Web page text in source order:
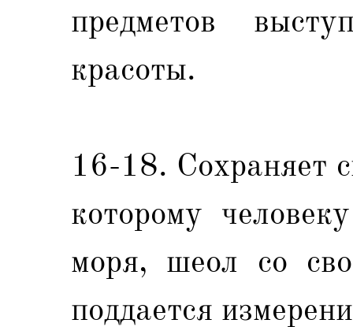
предметов
красоты.
16-18. Сохраняет
которому
моря, шеол со
поддается